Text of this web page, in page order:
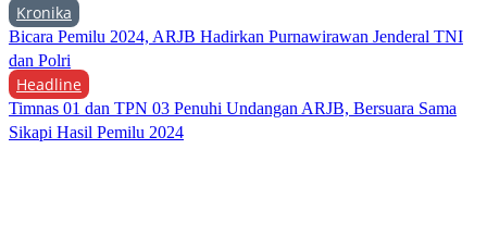
Kronika
Bicara Pemilu 2024, ARJB Hadirkan Purnawirawan Jenderal TNI
dan Polri
Headline
Timnas 01 dan TPN 03 Penuhi Undangan ARJB, Bersuara Sama
Sikapi Hasil Pemilu 2024